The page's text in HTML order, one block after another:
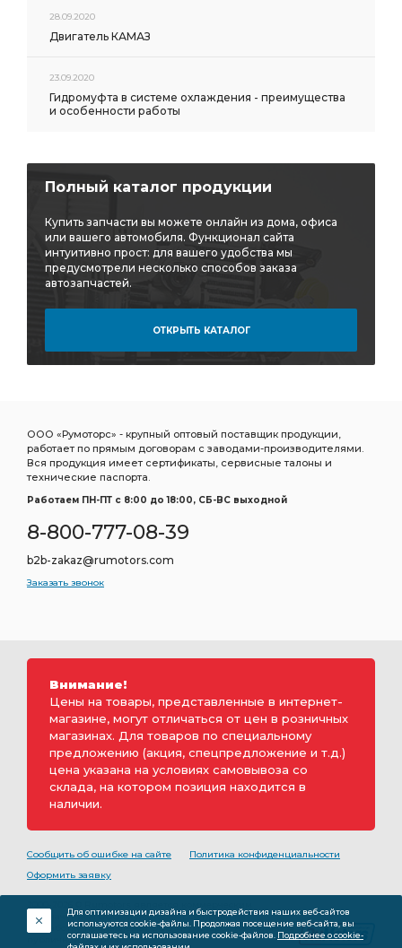
28.09.2020
Двигатель КАМАЗ
23.09.2020
Гидромуфта в системе охлаждения - преимущества
и особенности работы
Полный каталог продукции
Купить запчасти вы можете онлайн из дома, офиса
или вашего автомобиля. Функционал сайта
интуитивно прост: для вашего удобства мы
предусмотрели несколько способов заказа
автозапчастей.
ОТКРЫТЬ КАТАЛОГ
ООО «Румоторс» - крупный оптовый поставщик продукции,
работает по прямым договорам с заводами-производителями.
Вся продукция имеет сертификаты, сервисные талоны и
технические паспорта.
Работаем ПН-ПТ c 8:00 до 18:00, СБ-ВС выходной
8-800-777-08-39
b2b-zakaz@rumotors.com
Заказать звонок
Внимание!
Цены на товары, представленные в интернет-
магазине, могут отличаться от цен в розничных
магазинах. Для товаров по специальному
предложению (акция, спецпредложение и т.д.)
цена указана на условиях самовывоза со
склада, на котором позиция находится в
наличии.
Сообщить об ошибке на сайте
Политика конфиденциальности
Оформить заявку
обозначением ООО «РуМоторс». Все права на
разработку принадлежат ООО «Румоторс». Не является
публичной офертой.
Для оптимизации дизайна и быстродействия наших веб-сайтов
используются cookie-файлы. Продолжая посещение веб-сайта, вы
соглашаетесь на использование cookie-файлов. Подробнее о cookie-